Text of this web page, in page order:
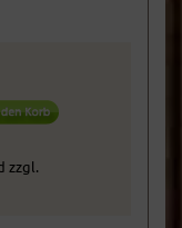
zzgl.